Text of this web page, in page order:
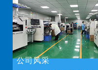
公司风采